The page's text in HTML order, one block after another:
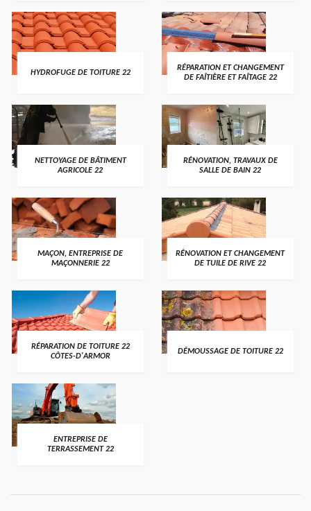
HYDROFUGE DE TOITURE 22
RÉPARATION ET CHANGEMENT
DE FAÎTIÈRE ET FAÎTAGE 22
NETTOYAGE DE BÂTIMENT
AGRICOLE 22
RÉNOVATION, TRAVAUX DE
SALLE DE BAIN 22
MAÇON, ENTREPRISE DE
MAÇONNERIE 22
RÉNOVATION ET CHANGEMENT
DE TUILE DE RIVE 22
RÉPARATION DE TOITURE 22
CÔTES-D'ARMOR
DÉMOUSSAGE DE TOITURE 22
ENTREPRISE DE
TERRASSEMENT 22